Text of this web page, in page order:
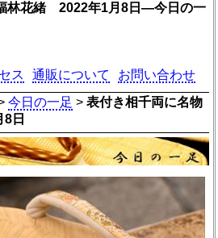
林花緒 2022年1月8日―今日の一
ス 通販について
お問い合わせ
今日の一足 >表付き相千両に名物
日